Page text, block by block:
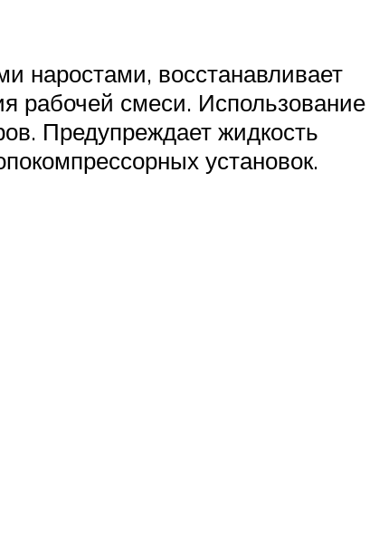
восстанавливает
рабочей смеси. Использование
Предупреждает жидкость
установок.